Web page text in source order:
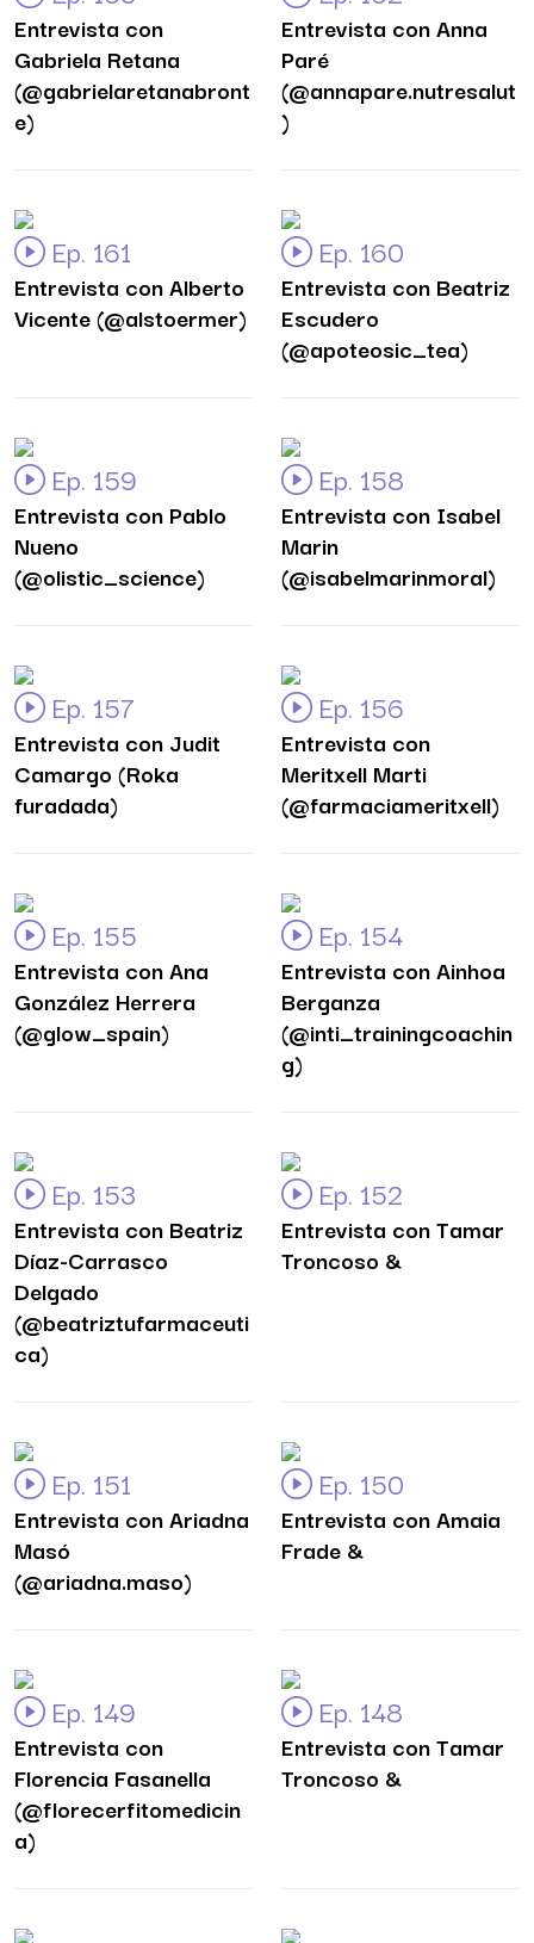
Entrevista con
Gabriela Retana
(@gabrielaretanabront
e)
Entrevista con Anna
Paré
(@annapare.nutresalut
)
Ep. 161
Entrevista con Alberto
Vicente (@alstoermer)
Ep. 160
Entrevista con Beatriz
Escudero
(@apoteosic_tea)
Ep. 159
Entrevista con Pablo
Nueno
(@olistic_science)
Ep. 158
Entrevista con Isabel
Marin
(@isabelmarinmoral)
Ep. 157
Entrevista con Judit
Camargo (Roka
furadada)
Ep. 156
Entrevista con
Meritxell Marti
(@farmaciameritxell)
Ep. 155
Entrevista con Ana
González Herrera
(@glow_spain)
Ep. 154
Entrevista con Ainhoa
Berganza
(@inti_trainingcoachin
g)
Ep. 153
Entrevista con Beatriz
Díaz-Carrasco
Delgado
(@beatriztufarmaceuti
ca)
Ep. 152
Entrevista con Tamar
Troncoso &
Ep. 151
Entrevista con Ariadna
Masó
(@ariadna.maso)
Ep. 150
Entrevista con Amaia
Frade &
Ep. 149
Entrevista con
Florencia Fasanella
(@florecerfitomedicin
a)
Ep. 148
Entrevista con Tamar
Troncoso &